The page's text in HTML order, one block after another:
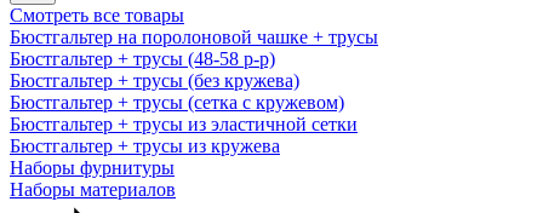
Смотреть все товары
Бюстгальтер на поролоновой чашке + трусы
Бюстгальтер + трусы (48-58 р-р)
Бюстгальтер + трусы (без кружева)
Бюстгальтер + трусы (сетка с кружевом)
Бюстгальтер + трусы из эластичной сетки
Бюстгальтер + трусы из кружева
Наборы фурнитуры
Наборы материалов